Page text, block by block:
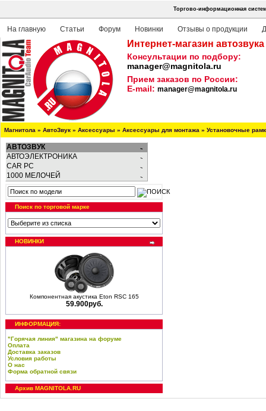
Торгово-информационная
На главную Статьи Форум Новинки Отзывы о продукции
Интернет-магазин
Консультации по подбору:
manager@magnitola.ru
Прием заказов по России:
E-mail: manager@magnitola.ru
Магнитола » АвтоЗвук » Аксессуары » Аксессуары для монтажа » Установочные
АВТОЗВУК
АВТОЭЛЕКТРОНИКА
CAR PC
1000 МЕЛОЧЕЙ
Поиск по торговой марке
НОВИНКИ
Компонентная акустика Eton RSC 165
59.900руб.
ИНФОРМАЦИЯ:
"Горячая линия" магазина на форуме
Оплата
Доставка заказов
Условия работы
О нас
Форма обратной связи
Архив MAGNITOLA.RU